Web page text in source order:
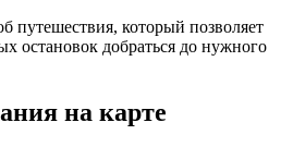
путешествия, который позволяет
остановок добраться до нужного
на карте